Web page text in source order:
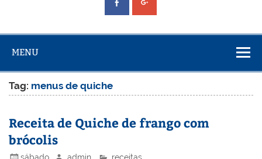
MENU
Tag: menus de quiche
Receita de Quiche de frango com
brócolis